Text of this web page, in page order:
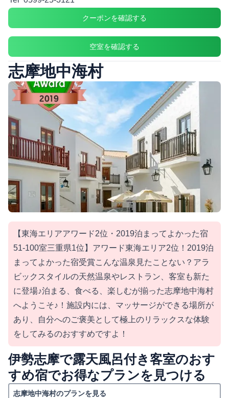
クーポンを確認する
空室を確認する
志摩地中海村
【東海エリアアワード2位・2019泊まってよかった宿
51-100室三重県1位】アワード東海エリア2位！2019泊
まってよかった宿受賞こんな温泉見たことない？アラ
ビックスタイルの天然温泉やレストラン、客室も新た
に登場♪泊まる、食べる、楽しむが揃った志摩地中海村
へようこそ♪！施設内には、マッサージができる場所が
あり、自分へのご褒美として極上のリラックスな体験
をしてみるのおすすめですよ！
伊勢志摩で露天風呂付き客室のおす
すめ宿でお得なプランを見つける
志摩地中海村のプランを見る